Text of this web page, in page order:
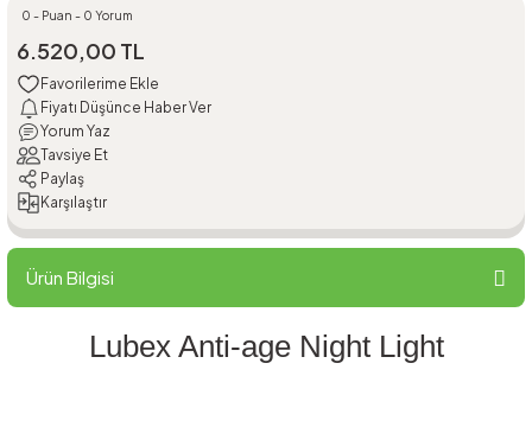
0 - Puan - 0 Yorum
6.520,00 TL
Fiyatı Düşünce Haber Ver
Yorum Yaz
Tavsiye Et
Paylaş
Karşılaştır
Ürün Bilgisi
Lubex Anti-age Night Light